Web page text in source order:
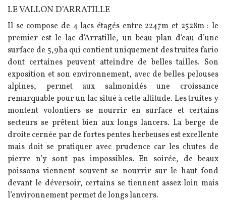
LE VALLON D’ARRATILLE
Il se compose de 4 lacs étagés entre 2247m et 2528m : le
premier est le lac d'Arratille, un beau plan d'eau d’une
surface de 5,9ha qui contient uniquement des truites fario
dont certaines peuvent atteindre de belles tailles. Son
exposition et son environnement, avec de belles pelouses
alpines, permet aux salmonidés une croissance
remarquable pour un lac situé à cette altitude. Les truites y
montent volontiers se nourrir en surface et certains
secteurs se prêtent bien aux longs lancers. La berge de
droite cernée par de fortes pentes herbeuses est excellente
mais doit se pratiquer avec prudence car les chutes de
pierre n’y sont pas impossibles. En soirée, de beaux
poissons viennent souvent se nourrir sur le haut fond
devant le déversoir, certains se tiennent assez loin mais
l’environnement permet de longs lancers.